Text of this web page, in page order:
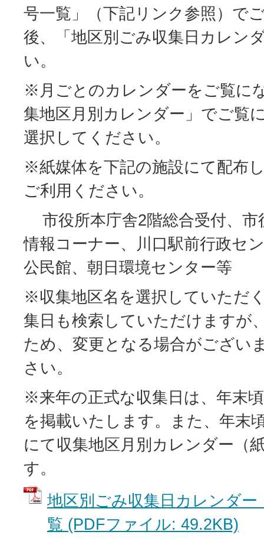
号一覧」（下記リンク参照）で
後、「地区別ごみ収集日カレン
い。
※月ごとのカレンダーをご覧に
集地区月別カレンダー」でご覧
選択してください。
※紙媒体を下記の施設にて配布
ご利用ください。
市役所本庁舎2階総合受付、市
情報コーナー、川口駅前行政セ
公民館、朝日環境センター等
※収集地区名を選択していただ
集日も検索していただけますが
ため、変更となる場合がござい
さい。
※来年の正式な収集日は、年末
を掲載いたします。また、年末
にて収集地区月別カレンダー（
す。
地区別ごみ収集日カレンダ
覧 (PDFファイル: 49.2KB)